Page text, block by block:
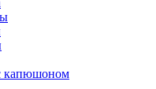
капюшоном